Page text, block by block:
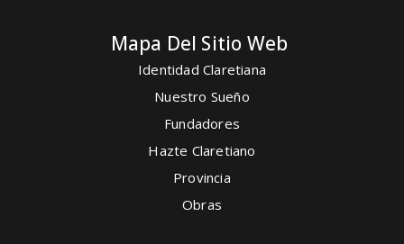
Mapa Del Sitio Web
Identidad Claretiana
Nuestro Sueño
Fundadores
Hazte Claretiano
Provincia
Obras